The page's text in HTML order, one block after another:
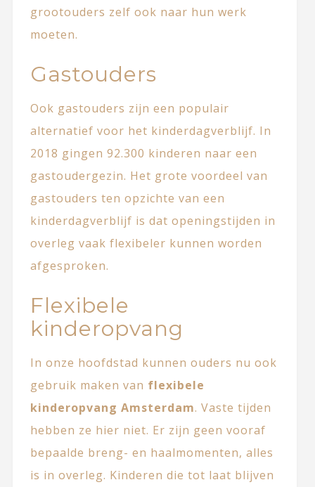
grootouders zelf ook naar hun werk
moeten.
Gastouders
Ook gastouders zijn een populair
alternatief voor het kinderdagverblijf. In
2018 gingen 92.300 kinderen naar een
gastoudergezin. Het grote voordeel van
gastouders ten opzichte van een
kinderdagverblijf is dat openingstijden in
overleg vaak flexibeler kunnen worden
afgesproken.
Flexibele
kinderopvang
In onze hoofdstad kunnen ouders nu ook
gebruik maken van flexibele
kinderopvang Amsterdam. Vaste tijden
hebben ze hier niet. Er zijn geen vooraf
bepaalde breng- en haalmomenten, alles
is in overleg. Kinderen die tot laat blijven